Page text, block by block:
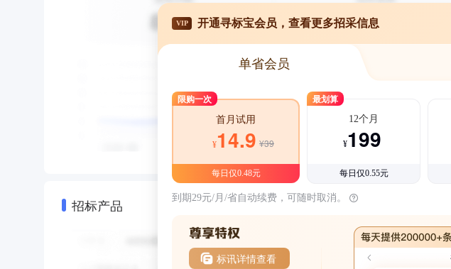
招标产品
VIP 开通寻标宝会员，查看更多招采信息
单省会员
限购一次
首月试用
¥14.9 ¥39
每日仅0.48元
最划算
12个月
¥199
每日仅0.55元
到期29元/月/省自动续费，可随时取消。
标讯详情查看